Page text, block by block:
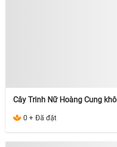
Cây Trinh Nữ Hoàng Cung khô
0 + Đã đặt